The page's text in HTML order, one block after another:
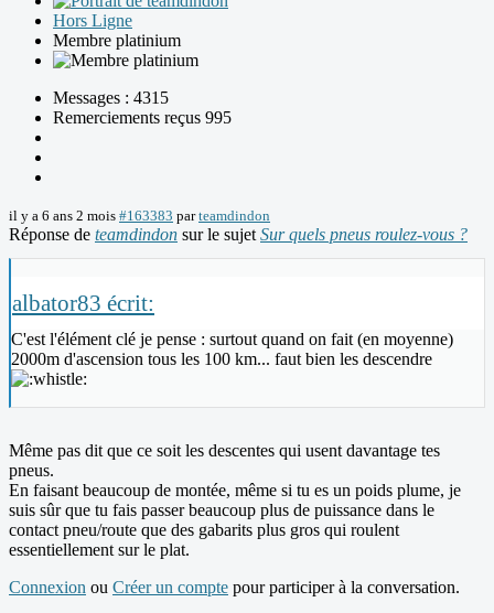
Hors Ligne
Membre platinium
Messages : 4315
Remerciements reçus 995
il y a 6 ans 2 mois #163383 parteamdindon
Réponse de teamdindon sur le sujet Sur quels pneus roulez-vous ?
albator83 écrit:
C'est l'élément clé je pense : surtout quand on fait (en moyenne)
2000m d'ascension tous les 100 km... faut bien les descendre
Même pas dit que ce soit les descentes qui usent davantage tes
pneus.
En faisant beaucoup de montée, même si tu es un poids plume, je
suis sûr que tu fais passer beaucoup plus de puissance dans le
contact pneu/route que des gabarits plus gros qui roulent
essentiellement sur le plat.
Connexion ou Créer un compte pour participer à la conversation.